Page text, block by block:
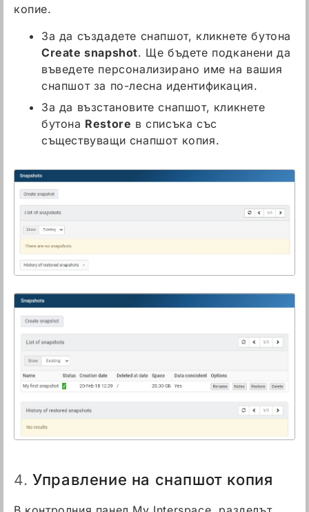
копие.
За да създадете снапшот, кликнете бутона
Create snapshot. Ще бъдете подканени да
въведете персонализирано име на вашия
снапшот за по-лесна идентификация.
За да възстановите снапшот, кликнете
бутона Restore в списъка със
съществуващи снапшот копия.
4. Управление на снапшот копия